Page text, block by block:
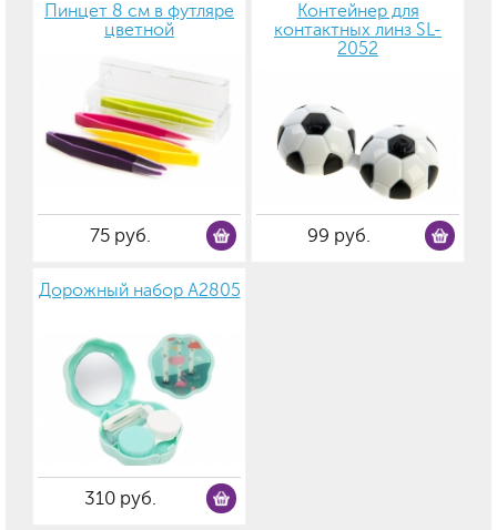
Пинцет 8 см в футляре
цветной
75 руб.
Контейнер для
контактных линз SL-
2052
99 руб.
Дорожный набор А2805
310 руб.